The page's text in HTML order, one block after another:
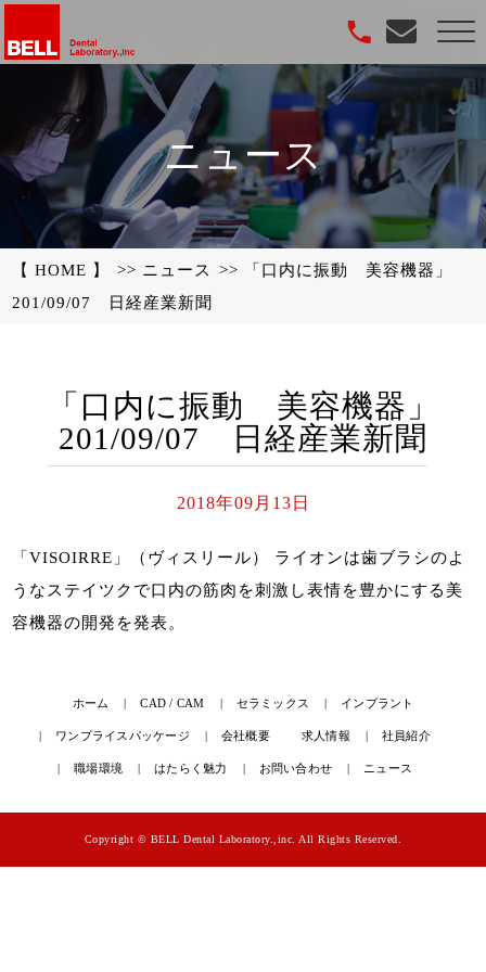
ニュース
【 HOME 】 ニュース
「口内に振動 美容機器」
201/09/07 日経産業新聞
「口内に振動 美容機器」
201/09/07 日経産業新聞
2018年09月13日
「VISOIRRE」（ヴィスリール）
ライオンは歯ブラシのよ
うなステイツクで口内の筋肉を刺激し表情を豊かにする美
容機器の開発を発表。
ホーム CAD / CAM セラミックス インプラント
ワンプライスパッケージ 会社概要 求人情報 社員紹介
職場環境 はたらく魅力 お問い合わせ ニュース
Copyright © BELL Dental Laboratory.,inc. All Rights Reserved.